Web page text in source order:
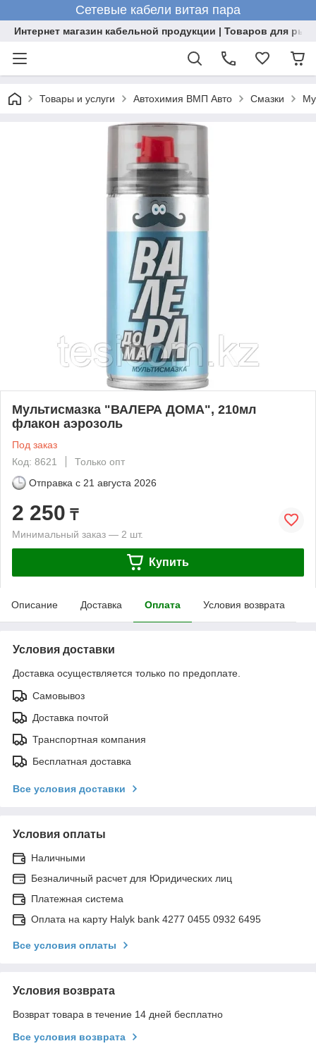
Сетевые кабели витая пара
Интернет магазин кабельной продукции | Товаров для
Товары и услуги Автохимия ВМП Авто Смазки
Мультисмазка "ВАЛЕРА ДОМА", 210мл
флакон аэрозоль
Под заказ
Код: 8621
Только опт
Отправка с 21 августа 2026
2 250 ₸
Минимальный заказ — 2 шт.
Купить
Описание Доставка Оплата Условия возврата
Условия доставки
Доставка осуществляется только по предоплате.
Самовывоз
Доставка почтой
Транспортная компания
Бесплатная доставка
Все условия доставки
Условия оплаты
Наличными
Безналичный расчет для Юридических лиц
Платежная система
Оплата на карту Halyk bank 4277 0455 0932 6495
Все условия оплаты
Условия возврата
Возврат товара в течение 14 дней бесплатно
Все условия возврата